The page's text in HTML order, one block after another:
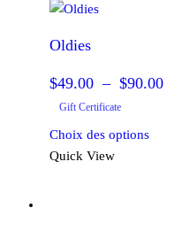
Oldies
Oldies
$49.00 – $90.00Plage
Gift Certificate
Choix des optionsCe
Quick View